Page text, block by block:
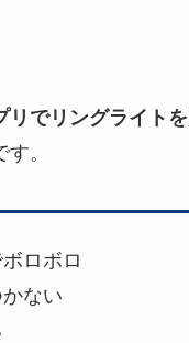
リでリングライト
す。
ロボロ
かない